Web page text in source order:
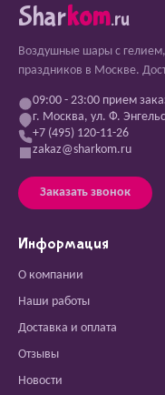
Sharkom.ru
Воздушные шары с
праздников в Москве.
09:00 - 23:00 прием
г. Москва, ул. Ф.
+7 (495) 120-11-26
zakaz@sharkom.ru
Заказать звонок
Информация
О компании
Наши работы
Доставка и оплата
Отзывы
Новости